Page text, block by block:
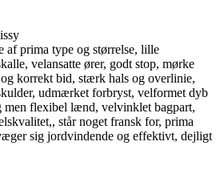
prima type og størrelse, lille
velansatte ører, godt stop, mørke
korrekt bid, stærk hals og overlinie,
udmærket forbryst, velformet dyb
men flexibel lænd, velvinklet bagpart,
står noget fransk for, prima
sig jordvindende og effektivt, dejligt